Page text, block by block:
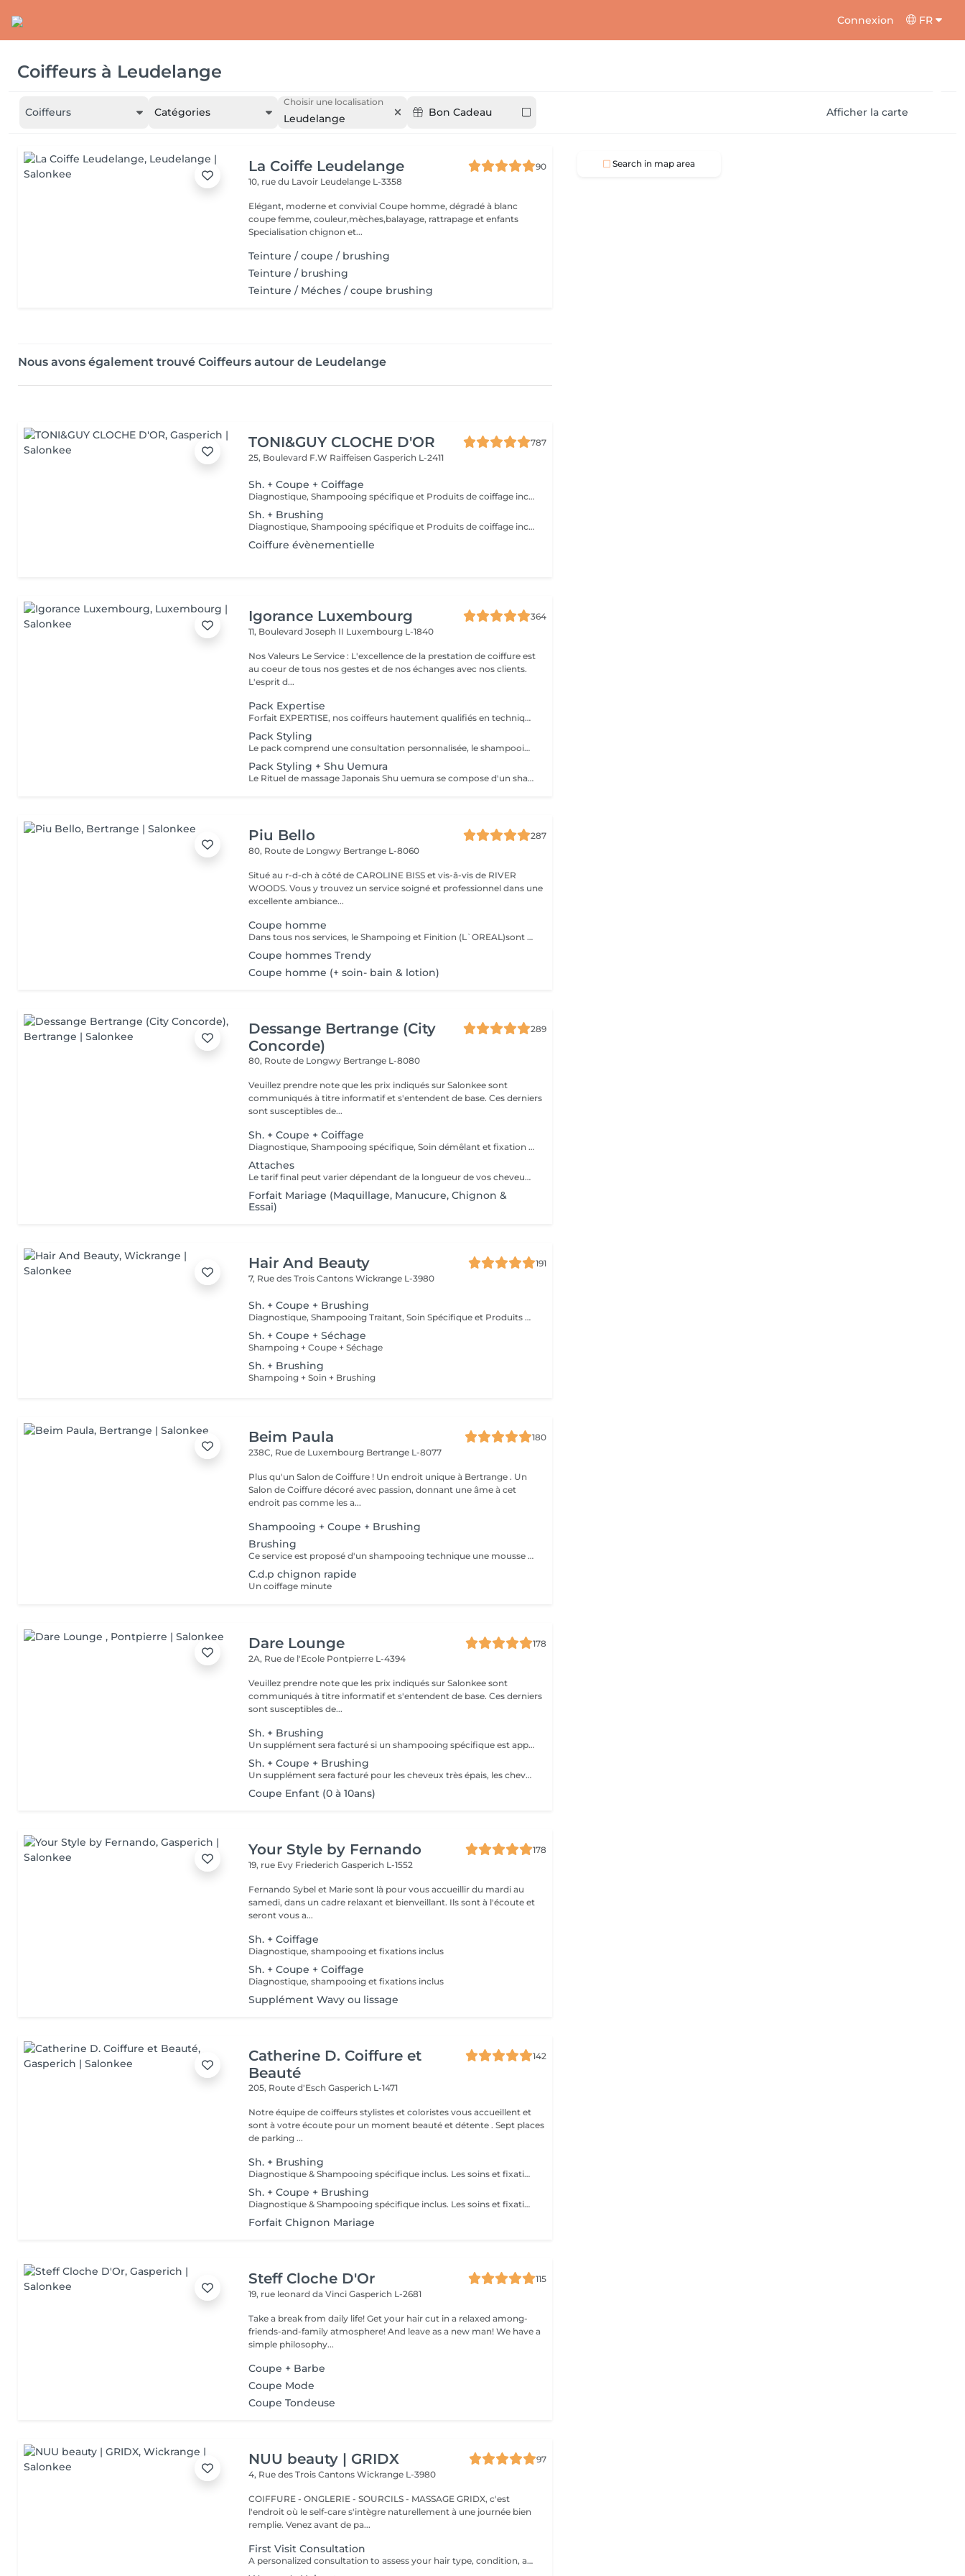
Connexion FR
Coiffeurs à Leudelange
Coiffeurs Catégories
Choisir une localisation
Leudelange Bon Cadeau Afficher la carte
La Coiffe Leudelange
90
10, rue du Lavoir Leudelange L-3358
Elégant, moderne et convivial Coupe homme, dégradé à blanc
coupe femme, couleur,mèches,balayage, rattrapage et enfants
Specialisation chignon et...
Teinture / coupe / brushing
Teinture / brushing
Teinture / Méches / coupe brushing
Nous avons également trouvé Coiffeurs autour de Leudelange
TONI&GUY CLOCHE D'OR
787
25, Boulevard F.W RaiffeisenGasperich L-2411
Sh. + Coupe + Coiffage
Diagnostique, Shampooing spécifique et Produits de coiffage inclus.
Sh. + Brushing
Diagnostique, Shampooing spécifique et Produits de coiffage inclus.
Coiffure évènementielle
Igorance Luxembourg
364
11, Boulevard Joseph II Luxembourg L-1840
Nos Valeurs Le Service : L'excellence de la prestation de coiffure est
au coeur de tous nos gestes et de nos échanges avec nos clients.
L'esprit d...
Pack Expertise
Forfait EXPERTISE, nos coiffeurs hautement qualifiés en technique anglo-saxonne, en formation continu et diplômés d’une académie anglaise à Paris. Vous offre une séance d’une heure avec votre coach en suivi beauté. Ce pack inclus : 1 h de prestation Un diagnostique personnalisé Shampoing spécifique Haircare Conditioner spécifique Produit de coiffage Coupe Styling Produit de finition
Pack Styling
Le pack comprend une consultation personnalisée, le shampooing et le conditionneur spécifiques REDKEN , le séchage et les produits de styling REDKEN * Tarifs à titre indicatifs à confirmer après la consultation personnalisée établit auprès de votre coiffeur/stylist/spécialiste * La direction se réserve le droit d’apporter des modifications pour le bon fonctionnement du salon
Pack Styling + Shu Uemura
Le Rituel de massage Japonais Shu uemura se compose d'un shampooing et d'un soin d'une durée de 30 minutes pour une relaxation une une réparation intense du cheveu et ensuite le pack styling
Piu Bello
287
80, Route de Longwy Bertrange L-8060
Situé au r-d-ch à côté de CAROLINE BISS et vis-â-vis de RIVER
WOODS. Vous y trouvez un service soigné et professionnel dans une
excellente ambiance...
Coupe homme
Dans tous nos services, le Shampoing et Finition (L`OREAL)sont compris.
Coupe hommes Trendy
Coupe homme (+ soin- bain & lotion)
Dessange Bertrange (City
Concorde)
289
80, Route de Longwy Bertrange L-8080
Veuillez prendre note que les prix indiqués sur Salonkee sont
communiqués à titre informatif et s'entendent de base. Ces derniers
sont susceptibles de...
Sh. + Coupe + Coiffage
Diagnostique, Shampooing spécifique, Soin démêlant et fixation inclus. Veuillez prendre note que les prix indiqués sur Salonkee sont communiqués à titre informatif et s'entendent de base. Ces derniers sont susceptibles de varier selon le diagnostic réalisé à votre arrivée au salon et l'expertise du professionnel à qui vous confiez votre beauté. Dans tous les cas, un devis précis vous sera proposé et toutes réalisations de prestations seront effectuées avec votre accord.
Attaches
Le tarif final peut varier dépendant de la longueur de vos cheveux ainsi que des soins et produits utilisés.
Forfait Mariage (Maquillage, Manucure, Chignon &
Essai)
Hair And Beauty
191
7, Rue des Trois CantonsWickrange L-3980
Sh. + Coupe + Brushing
Diagnostique, Shampooing Traitant, Soin Spécifique et Produits Coiffants inclus
Sh. + Coupe + Séchage
Shampoing + Coupe + Séchage
Sh. + Brushing
Shampoing + Soin + Brushing
Beim Paula
180
238C, Rue de Luxembourg Bertrange L-8077
Plus qu'un Salon de Coiffure ! Un endroit unique à Bertrange . Un
Salon de Coiffure décoré avec passion, donnant une âme à cet
endroit pas comme les a...
Shampooing + Coupe + Brushing
Brushing
Ce service est proposé d'un shampooing technique une mousse et laque de finition
C.d.p chignon rapide
Un coiffage minute
Dare Lounge
178
2A, Rue de l'Ecole Pontpierre L-4394
Veuillez prendre note que les prix indiqués sur Salonkee sont
communiqués à titre informatif et s'entendent de base. Ces derniers
sont susceptibles de...
Sh. + Brushing
Un supplément sera facturé si un shampooing spécifique est appliqué (avec votre accord).
Sh. + Coupe + Brushing
Un supplément sera facturé pour les cheveux très épais, les chevelures très longues et denses ou si un shampooing spécifique est appliqué (avec votre accord).
Coupe Enfant (0 à 10ans)
Your Style by Fernando
178
19, rue Evy FriederichGasperich L-1552
Fernando Sybel et Marie sont là pour vous accueillir du mardi au
samedi, dans un cadre relaxant et bienveillant. Ils sont à l'écoute et
seront vous a...
Sh. + Coiffage
Diagnostique, shampooing et fixations inclus
Sh. + Coupe + Coiffage
Diagnostique, shampooing et fixations inclus
Supplément Wavy ou lissage
Catherine D. Coiffure et
Beauté
142
205, Route d'EschGasperich L-1471
Notre équipe de coiffeurs stylistes et coloristes vous accueillent et
sont à votre écoute pour un moment beauté et détente . Sept places
de parking ...
Sh. + Brushing
Diagnostique & Shampooing spécifique inclus. Les soins et fixations seront ajoutés si besoin.
Sh. + Coupe + Brushing
Diagnostique & Shampooing spécifique inclus. Les soins et fixations seront ajoutés si besoin. Un supplément de 3,90 euros sera appliqué sur la coupe en cas de changement / transformation.
Forfait Chignon Mariage
Steff Cloche D'Or
115
19, rue leonard da VinciGasperich L-2681
Take a break from daily life! Get your hair cut in a relaxed among-
friends-and-family atmosphere! And leave as a new man! We have a
simple philosophy...
Coupe + Barbe
Coupe Mode
Coupe Tondeuse
NUU beauty | GRIDX
97
4, Rue des Trois CantonsWickrange L-3980
COIFFURE - ONGLERIE - SOURCILS - MASSAGE GRIDX, c'est
l'endroit où le self-care s'intègre naturellement à une journée bien
remplie. Venez avant de pa...
First Visit Consultation
A personalized consultation to assess your hair type, condition, and goals helping us recommend the perfect treatments, color, or cut to suit your style and lifestyle.
Search in map area